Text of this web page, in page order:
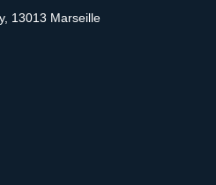
13013 Marseille